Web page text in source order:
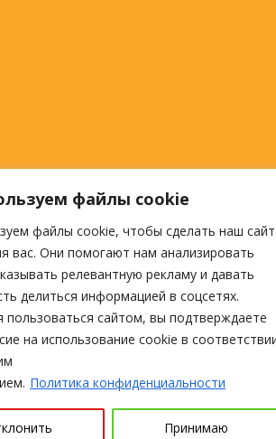
файлы cookie
файлы cookie, чтобы сделать наш сайт
вас. Они помогают нам анализировать
релевантную рекламу и давать
делиться информацией в соцсетях.
пользоваться сайтом, вы подтверждаете
на использование cookie в
Политика конфиденциальности
Принимаю